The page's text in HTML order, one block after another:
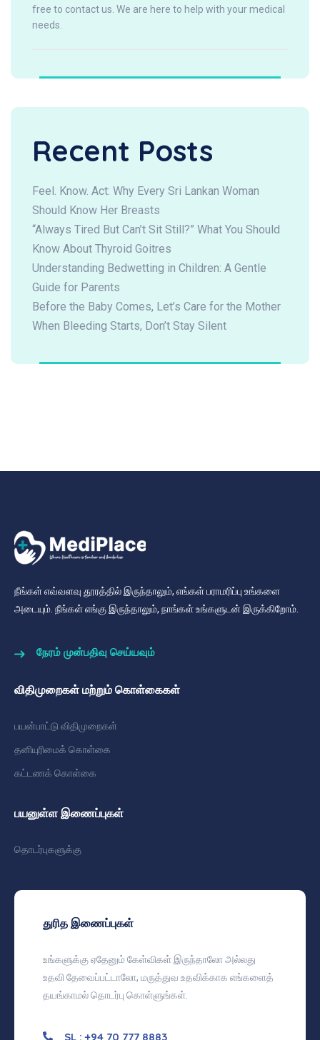
free to contact us. We are here to help with your medical
needs.
Recent Posts
Feel. Know. Act: Why Every Sri Lankan Woman
Should Know Her Breasts
“Always Tired But Can’t Sit Still?” What You Should
Know About Thyroid Goitres
Understanding Bedwetting in Children: A Gentle
Guide for Parents
Before the Baby Comes, Let’s Care for the Mother
When Bleeding Starts, Don’t Stay Silent
நீங்கள் எவ்வளவு தூரத்தில் இருந்தாலும், எங்கள் பராமரிப்பு உங்களை
அடையும். நீங்கள் எங்கு இருந்தாலும், நாங்கள் உங்களுடன் இருக்கிறோம்.
நேரம் முன்பதிவு செய்யவும்
விதிமுறைகள் மற்றும் கொள்கைகள்
பயன்பாட்டு விதிமுறைகள்
தனியுரிமைக் கொள்கை
கட்டணக் கொள்கை
பயனுள்ள இணைப்புகள்
தொடர்புகளுக்கு
துரித இணைப்புகள்
உங்களுக்கு ஏதேனும் கேள்விகள் இருந்தாலோ அல்லது
உதவி தேவைப்பட்டாலோ, மருத்துவ உதவிக்காக எங்களைத்
தயங்காமல் தொடர்பு கொள்ளுங்கள்.
SL : +94 70 777 8883